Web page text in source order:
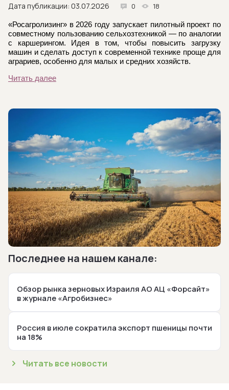
Последнее на нашем канале:
Обзор рынка зерновых Израиля АО АЦ «Форсайт»
в журнале «Агробизнес»
Россия в июле сократила экспорт пшеницы почти
на 18%
Читать все новости
Дата публикации: 03.07.2026 0 18
«Росагролизинг» в 2026 году запускает пилотный проект по
совместному пользованию сельхозтехникой — по аналогии
с каршерингом. Идея в том, чтобы повысить загрузку
машин и сделать доступ к современной технике проще для
аграриев, особенно для малых и средних хозяйств.
Читать далее